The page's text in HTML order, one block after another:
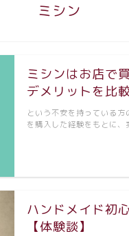
ミシン
ミシンはお店で
デメリットを比
という不安を持っている
を購入した経験をもとに
ハンドメイド初
【体験談】